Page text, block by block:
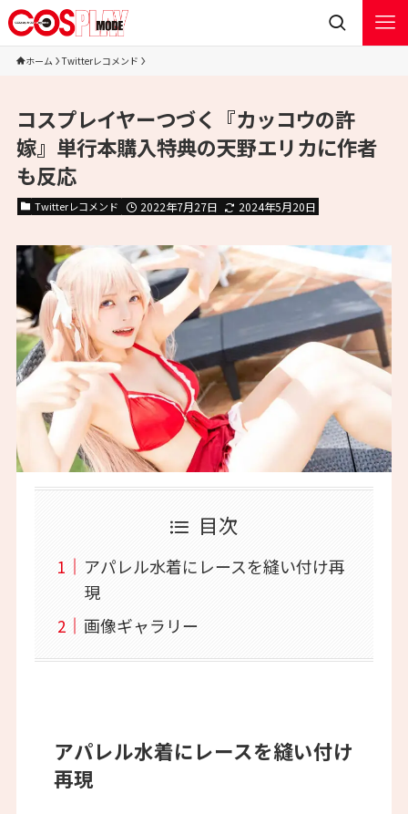
ホーム Twitterレコメンド
コスプレイヤーつづく『カッコウの許
嫁』単行本購入特典の天野エリカに作者
も反応
Twitterレコメンド 2022年7月27日 2024年5月20日
目次
アパレル水着にレースを縫い付け再
現
画像ギャラリー
アパレル水着にレースを縫い付け
再現